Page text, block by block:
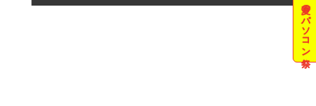
夏のパソコン祭